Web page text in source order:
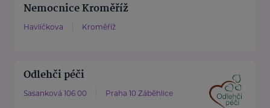
Nemocnice Kroměříž
Havlíčkova Kroměříž
Odlehči péči
Sasanková 106 00 Praha 10 Záběhlice